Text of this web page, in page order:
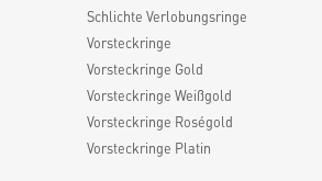
Schlichte Verlobungsringe
Vorsteckringe
Vorsteckringe Gold
Vorsteckringe Weißgold
Vorsteckringe Roségold
Vorsteckringe Platin